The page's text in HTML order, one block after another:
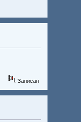
Записан